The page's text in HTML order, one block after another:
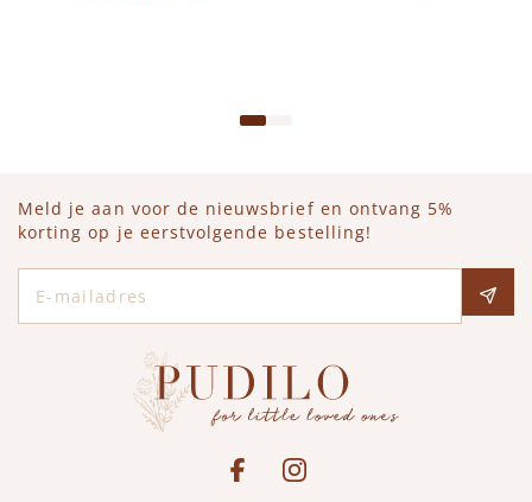
Meld je aan voor de nieuwsbrief en ontvang 5%
korting op je eerstvolgende bestelling!
See our FacebookBekijk onze Instagram pagina